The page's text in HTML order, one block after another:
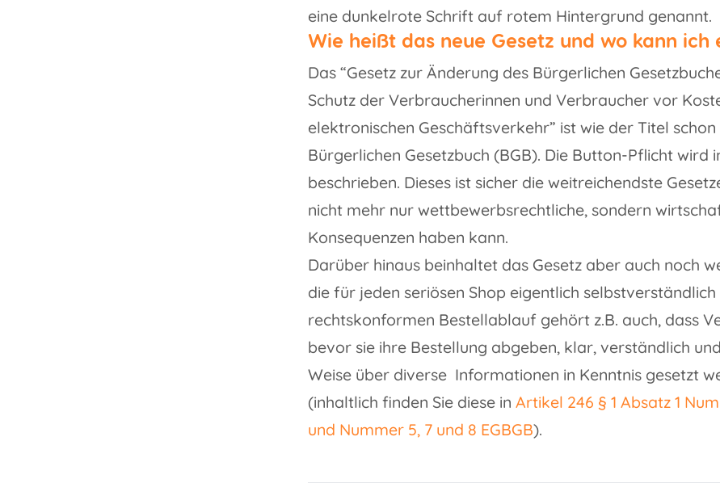
eine dunkelrote Schrift auf rotem Hintergrund genannt.
Wie heißt das neue Gesetz und wo kann ich
Das “Gesetz zur Änderung des Bürgerlichen
Schutz der Verbraucherinnen und Verbraucher vor
elektronischen Geschäftsverkehr” ist wie der Titel
Bürgerlichen Gesetzbuch (BGB). Die Button-Pflicht wird
beschrieben. Dieses ist sicher die weitreichendste
nicht mehr nur wettbewerbsrechtliche, sondern
Konsequenzen haben kann.
Darüber hinaus beinhaltet das Gesetz aber auch noch
die für jeden seriösen Shop eigentlich
rechtskonformen Bestellablauf gehört z.B. auch, dass
bevor sie ihre Bestellung abgeben, klar, verständlich
Weise über diverse Informationen in Kenntnis gesetzt
(inhaltlich finden Sie diese in Artikel 246 § 1 Absatz 1
und Nummer 5, 7 und 8 EGBGB).